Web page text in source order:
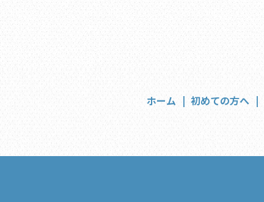
ホーム 初めての方へ